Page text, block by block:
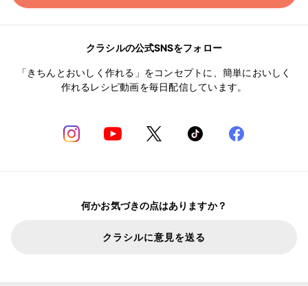
クラシルの公式SNSをフォロー
「きちんとおいしく作れる」をコンセプトに、簡単においしく
作れるレシピ動画を毎日配信しています。
何かお気づきの点はありますか？
クラシルに意見を送る